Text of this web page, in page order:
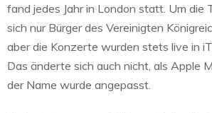
fand jedes Jahr in London statt. Um die
sich nur Bürger des Vereinigten
aber die Konzerte wurden stets live in
Das änderte sich auch nicht, als Apple
der Name wurde angepasst.